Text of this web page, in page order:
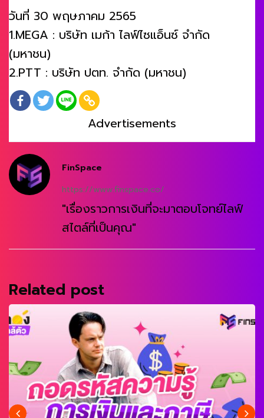
วันที่ 30 พฤษภาคม 2565
1.MEGA : บริษัท เมก้า ไลฟ์ไซแอ็นซ์ จำกัด
(มหาชน)
2.PTT : บริษัท ปตท. จำกัด (มหาชน)
Advertisements
FinSpace
https://www.finspace.co/
"เรื่องราวการเงินที่จะมาตอบโจทย์ไลฟ์
สไตล์ที่เป็นคุณ"
Related post